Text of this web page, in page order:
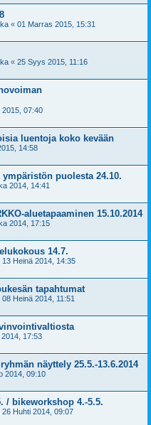
« 01 Marras 2015, 15:31
« 25 Syys 2015, 11:16
2015, 07:40
luentoja koko kevään
14:58
puolesta 24.10.
2014, 14:41
aluetapaaminen 15.10.2014
2014, 17:15
14.7.
13 Heinä 2014, 14:35
tapahtumat
08 Heinä 2014, 11:51
17:53
näyttely 25.5.-13.6.2014
2014, 09:10
/ bikeworkshop 4.-5.5.
26 Huhti 2014, 09:07